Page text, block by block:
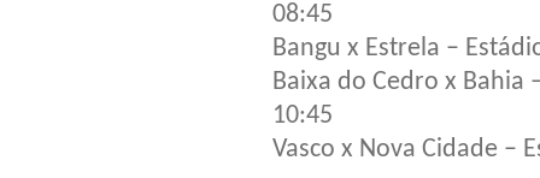
08:45
Bangu x Estrela –
Baixa do Cedro x Bahia
10:45
Vasco x Nova Cidade –